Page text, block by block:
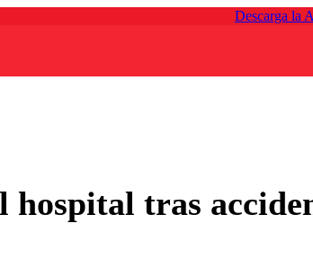
Descarga la
hospital tras